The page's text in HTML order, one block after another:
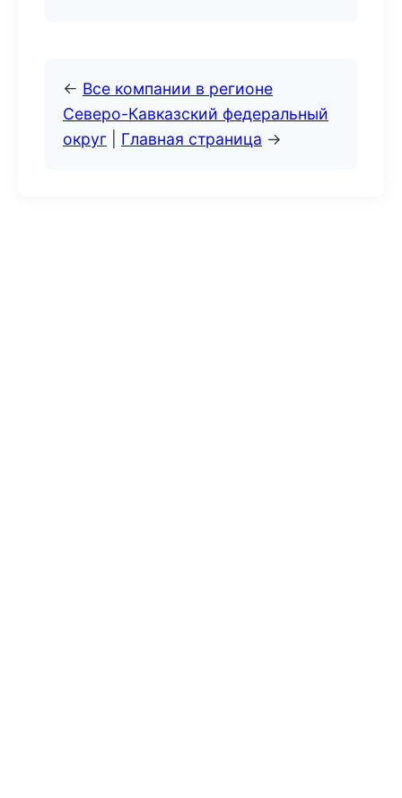
← Все компании в регионе
Северо-Кавказский федеральный
округ
Главная страница →